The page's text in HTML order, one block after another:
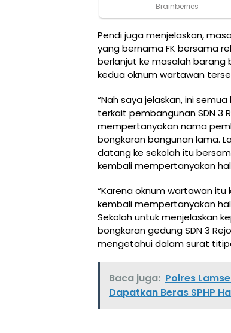
Pendi juga menjelaskan,
yang bernama FK bersama
berlanjut ke masalah barang
kedua oknum wartawan
“Nah saya jelaskan, ini
terkait pembangunan SDN 3
mempertanyakan nama
bongkaran bangunan lama.
datang ke sekolah itu
kembali mempertanyakan
“Karena oknum wartawan itu
kembali mempertanyakan
Sekolah untuk menjelaskan
bongkaran gedung SDN 3
mengetahui dalam surat
Baca juga: Polres
Dapatkan Beras SPHP